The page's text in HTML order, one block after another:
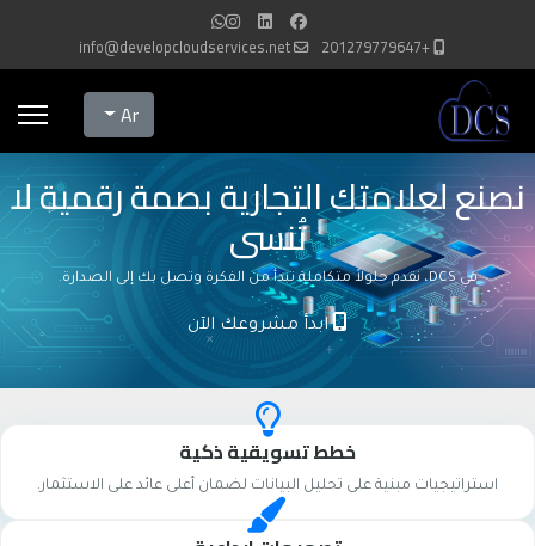
+201279779647
info@developcloudservices.net
Select your language
Ar
نصنع لعلامتك التجارية بصمة رقمية لا
تُنسى
في DCS، نقدم حلولاً متكاملة تبدأ من الفكرة وتصل بك إلى الصدارة.
ابدأ مشروعك الآن
خطط تسويقية ذكية
استراتيجيات مبنية على تحليل البيانات لضمان أعلى عائد على الاستثمار.